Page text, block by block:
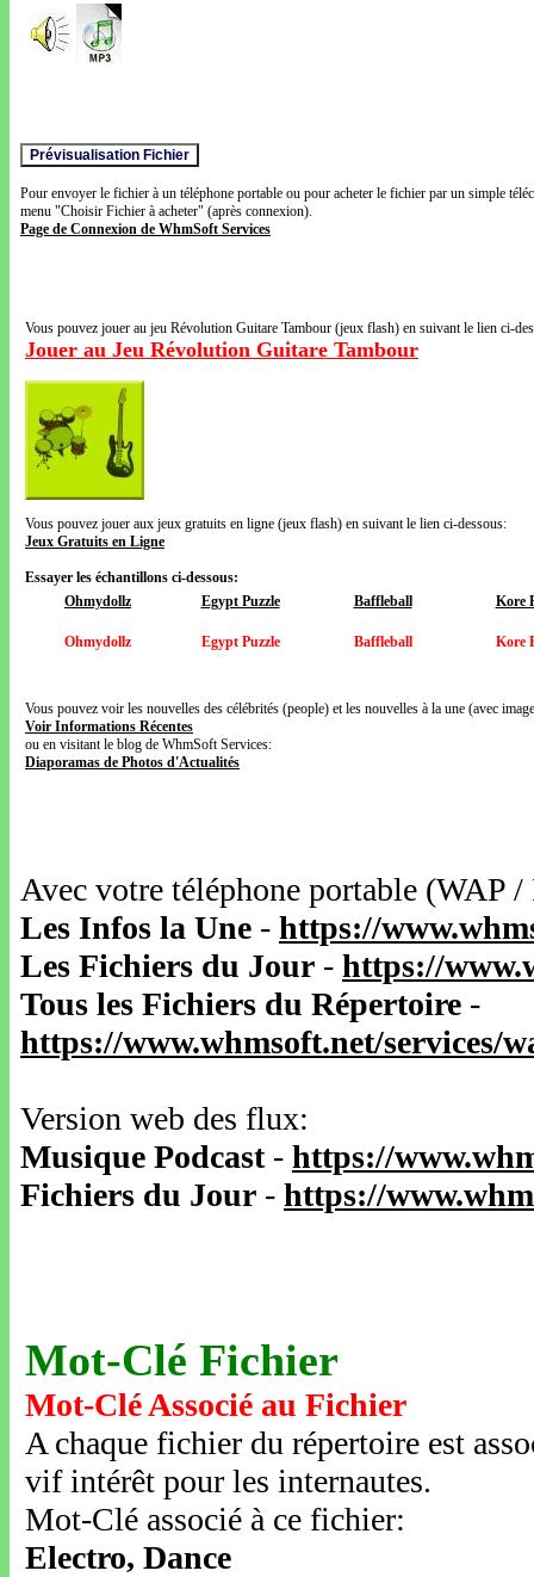
Pour envoyer le fichier à un téléphone portable ou pour acheter le fichier par un simple
menu "Choisir Fichier à acheter" (après connexion).
Page de Connexion de WhmSoft Services
Vous pouvez jouer au jeu Révolution Guitare Tambour (jeux flash) en suivant le lien ci-
Jouer au Jeu Révolution Guitare Tambour
Vous pouvez jouer aux jeux gratuits en ligne (jeux flash) en suivant le lien ci-dessous:
Jeux Gratuits en Ligne
Essayer les échantillons ci-dessous:
Ohmydollz
Egypt Puzzle Baffleball Kore
Ohmydollz Egypt Puzzle Baffleball Kore
Vous pouvez voir les nouvelles des célébrités (people) et les nouvelles à la une (avec
Voir Informations Récentes
ou en visitant le blog de WhmSoft Services:
Diaporamas de Photos d'Actualités
Avec votre téléphone portable
Les Infos la Une - https://
Les Fichiers du Jour - https://
Tous les Fichiers du Répertoire -
https://www.whmsoft.net/services/
Version web des flux:
Musique Podcast- https://
Fichiers du Jour - https://
Mot-Clé Fichier
Mot-Clé Associé au Fichier
A chaque fichier du répertoire est
vif intérêt pour les internautes.
Mot-Clé associé à ce fichier:
Electro, Dance